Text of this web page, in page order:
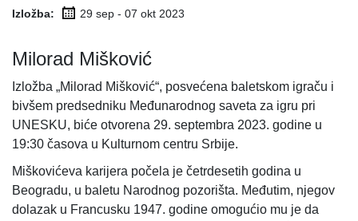
Izložba: 29 sep - 07 okt 2023
Milorad Mišković
Izložba „Milorad Mišković“, posvećena baletskom igraču i
bivšem predsedniku Međunarodnog saveta za igru pri
UNESKU, biće otvorena 29. septembra 2023. godine u
19:30 časova u Kulturnom centru Srbije.
Miškovićeva karijera počela je četrdesetih godina u
Beogradu, u baletu Narodnog pozorišta. Međutim, njegov
dolazak u Francusku 1947. godine omogućio mu je da